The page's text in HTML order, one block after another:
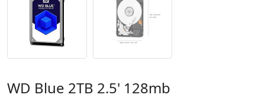
WD Blue 2TB 2.5' 128mb